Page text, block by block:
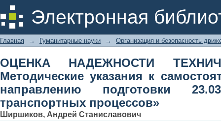
Электронная
ОЦЕНКА НАДЕЖНОСТИ
самостоятельной работе по
транспортных процессов»
Главная → Гуманитарные науки → Организация и безопасность
ОЦЕНКА НАДЕЖНОСТИ
Методические указания к
направлению подготовки
транспортных процессов»
Ширшиков, Андрей Станиславович